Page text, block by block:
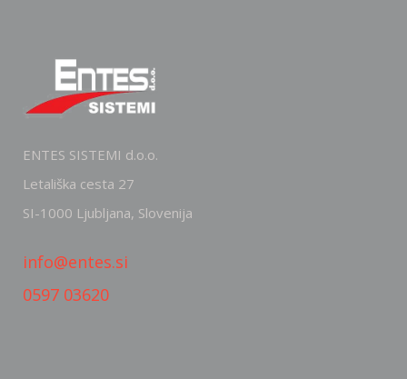
ENTES SISTEMI d.o.o.
Letališka cesta 27
SI-1000 Ljubljana, Slovenija
info@entes.si
0597 03620